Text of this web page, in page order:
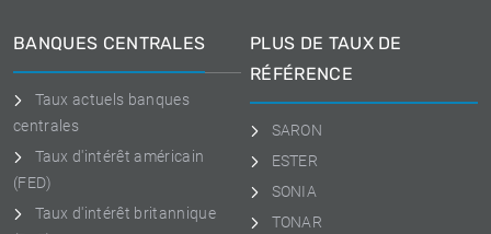
BANQUES CENTRALES
Taux actuels banques
centrales
Taux d'intérêt américain
(FED)
Taux d'intérêt britannique
PLUS DE TAUX DE
RÉFÉRENCE
SARON
ESTER
SONIA
TONAR